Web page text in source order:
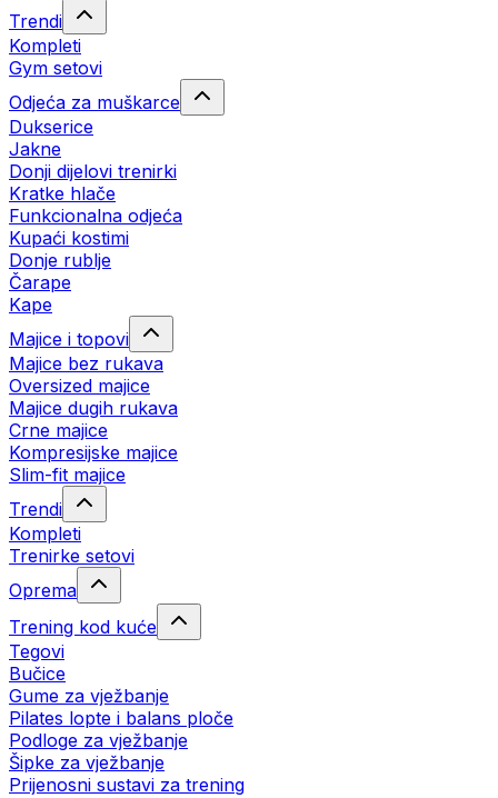
Trendi
Kompleti
Gym setovi
Odjeća za muškarce
Dukserice
Jakne
Donji dijelovi trenirki
Kratke hlače
Funkcionalna odjeća
Kupaći kostimi
Donje rublje
Čarape
Kape
Majice i topovi
Majice bez rukava
Oversized majice
Majice dugih rukava
Crne majice
Kompresijske majice
Slim-fit majice
Trendi
Kompleti
Trenirke setovi
Oprema
Trening kod kuće
Tegovi
Bučice
Gume za vježbanje
Pilates lopte i balans ploče
Podloge za vježbanje
Šipke za vježbanje
Prijenosni sustavi za trening